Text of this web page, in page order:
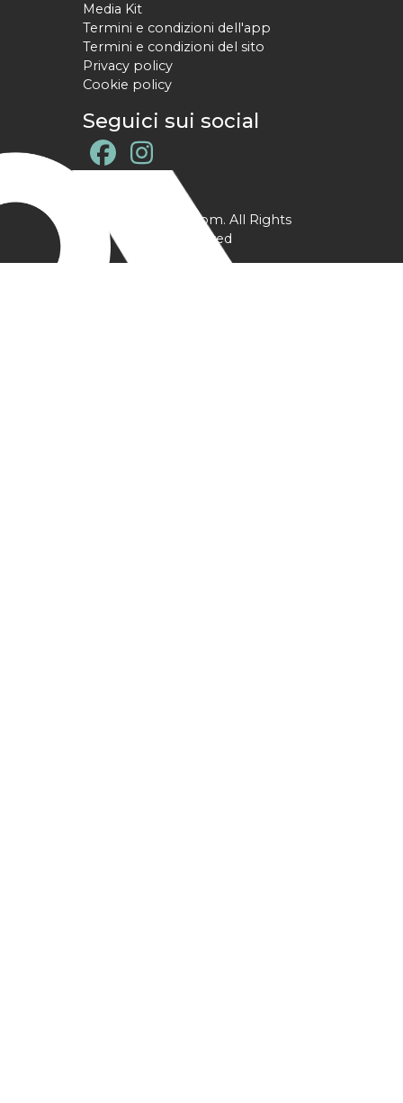
Media Kit
Termini e condizioni dell'app
Termini e condizioni del sito
Privacy policy
Cookie policy
Seguici sui social
@ YPtrainer.com. All Rights
Reserved